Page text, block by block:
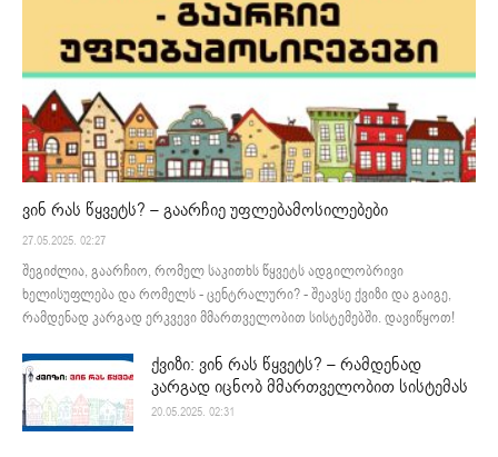
ვინ რას წყვეტს? – გაარჩიე უფლებამოსილებები
27.05.2025. 02:27
შეგიძლია, გაარჩიო, რომელ საკითხს წყვეტს ადგილობრივი
ხელისუფლება და რომელს - ცენტრალური? - შეავსე ქვიზი და გაიგე,
რამდენად კარგად ერკვევი მმართველობით სისტემებში. დავიწყოთ!
ქვიზი: ვინ რას წყვეტს? – რამდენად
კარგად იცნობ მმართველობით სისტემას
20.05.2025. 02:31